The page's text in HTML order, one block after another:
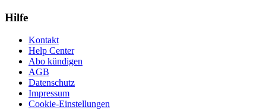
Hilfe
Kontakt
Help Center
Abo kündigen
AGB
Datenschutz
Impressum
Cookie-Einstellungen